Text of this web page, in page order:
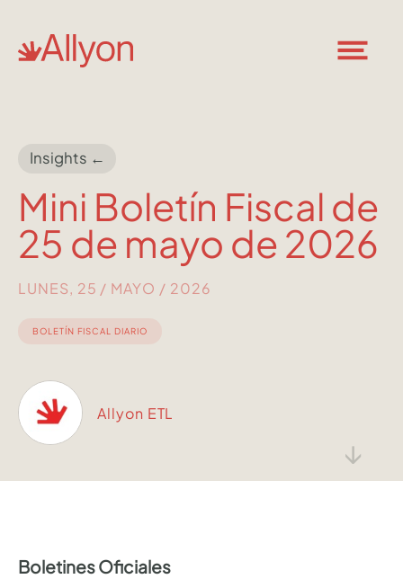
↓
Insights ←
Mini Boletín Fiscal de
25 de mayo de 2026
LUNES, 25 / MAYO / 2026
BOLETÍN FISCAL DIARIO
Allyon ETL
Boletines Oficiales